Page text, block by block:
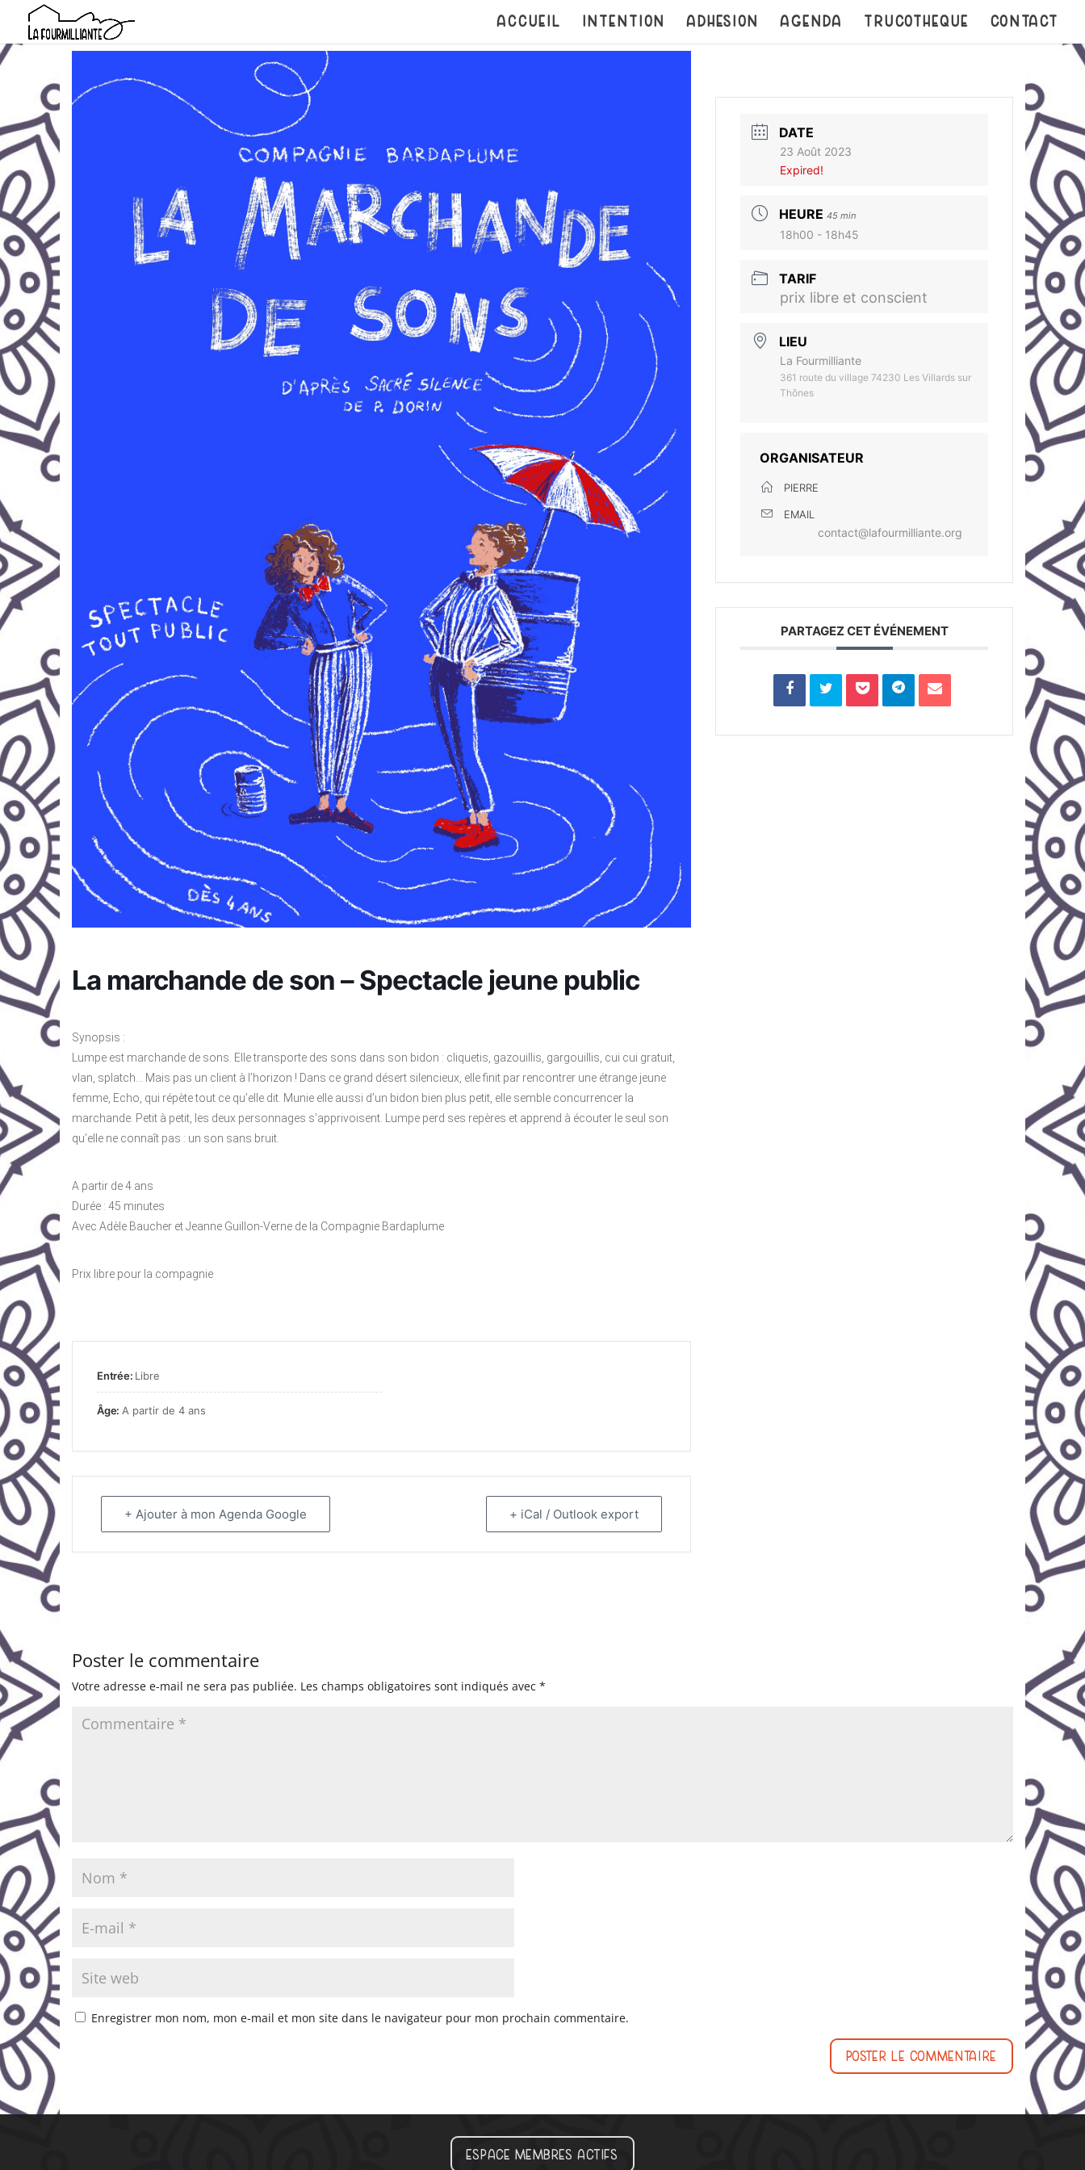
ACCUEIL INTENTION ADHESION AGENDA TRUCOTHEQUE CONTACT
La marchande de son – Spectacle jeune public
Synopsis :
Lumpe est marchande de sons. Elle transporte des sons dans son bidon : cliquetis, gazouillis, gargouillis, cui cui gratuit,
vlan, splatch… Mais pas un client à l’horizon ! Dans ce grand désert silencieux, elle finit par rencontrer une étrange jeune
femme, Echo, qui répète tout ce qu’elle dit. Munie elle aussi d’un bidon bien plus petit, elle semble concurrencer la
marchande. Petit à petit, les deux personnages s’apprivoisent. Lumpe perd ses repères et apprend à écouter le seul son
qu’elle ne connaît pas : un son sans bruit.
A partir de 4 ans
Durée : 45 minutes
Avec Adèle Baucher et Jeanne Guillon-Verne de la Compagnie Bardaplume
Prix libre pour la compagnie
Entrée: Libre
Âge: A partir de 4 ans
+ Ajouter à mon Agenda Google + iCal / Outlook export
DATE
23 Août 2023
Expired!
HEURE 45 min
18h00 - 18h45
TARIF
prix libre et conscient
LIEU
La Fourmilliante
361 route du village 74230 Les Villards sur
Thônes
ORGANISATEUR
PIERRE
EMAIL
contact@lafourmilliante.org
PARTAGEZ CET ÉVÉNEMENT
Poster le commentaire
Votre adresse e-mail ne sera pas publiée. Les champs obligatoires sont indiqués avec *
Enregistrer mon nom, mon e-mail et mon site dans le navigateur pour mon prochain commentaire.
Espace membres actifs